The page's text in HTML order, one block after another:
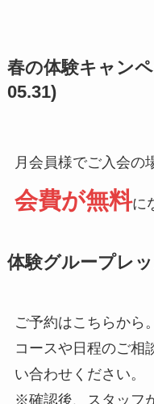
春の体験キャン
05.31)
月会員様でご入会の
会費が無料に
体験グループレ
ご予約はこちらから。
コースや日程のご相
い合わせください。
※確認後、スタッフ